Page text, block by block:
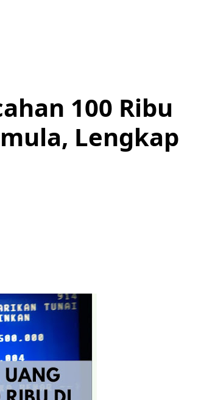
100 Ribu
Lengkap